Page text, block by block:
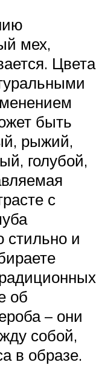
мех,
Цвета
быть
рыжий,
голубой,
с
стильно и
об
– они
собой,
в образе.